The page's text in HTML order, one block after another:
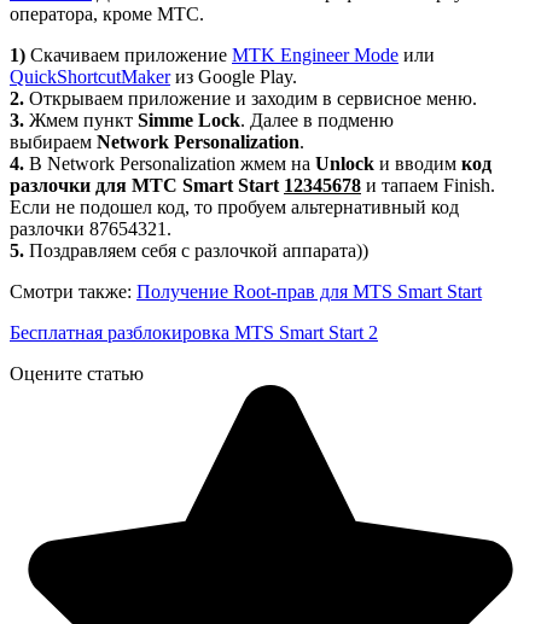
оператора, кроме МТС.
1) Скачиваем приложение MTK Engineer Mode или
QuickShortcutMakerиз Google Play.
2. Открываем приложение и заходим в сервисное меню.
3. Жмем пункт Simme Lock. Далее в подменю
выбираем Network Personalization.
4. В Network Personalization жмем на Unlock и вводим код
разлочки для МТС Smart Start 12345678 и тапаем Finish.
Если не подошел код, то пробуем альтернативный код
разлочки 87654321.
5. Поздравляем себя с разлочкой аппарата))
Смотри также: Получение Root-прав для MTS Smart Start
Бесплатная разблокировка MTS Smart Start 2
Оцените статью